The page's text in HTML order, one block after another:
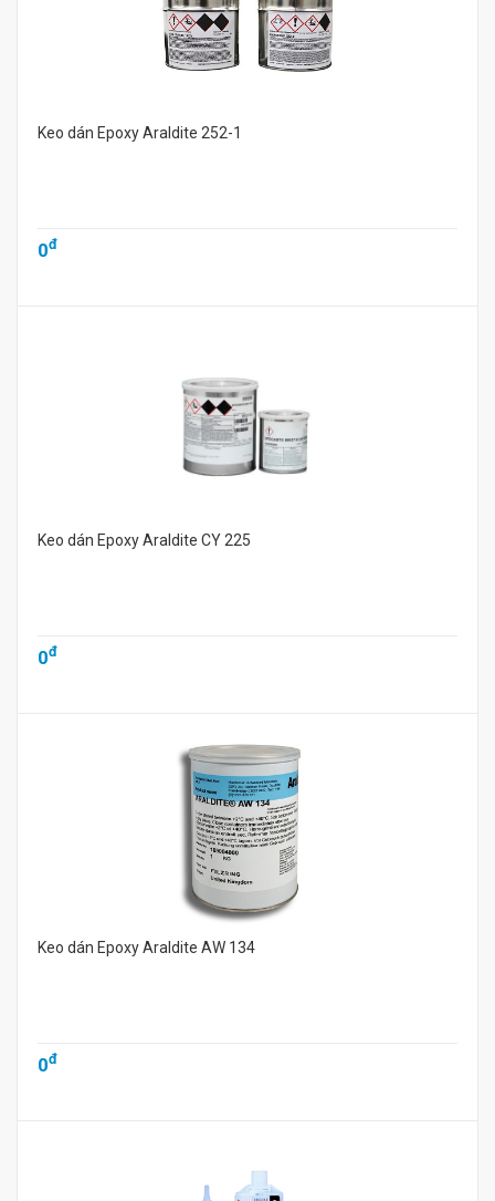
Keo dán Epoxy Araldite 252-1
0đ
Keo dán Epoxy Araldite CY 225
0đ
Keo dán Epoxy Araldite AW 134
0đ